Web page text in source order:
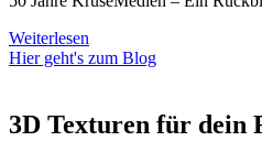
Weiterlesen
Hier geht's zum Blog
3D Texturen für dein